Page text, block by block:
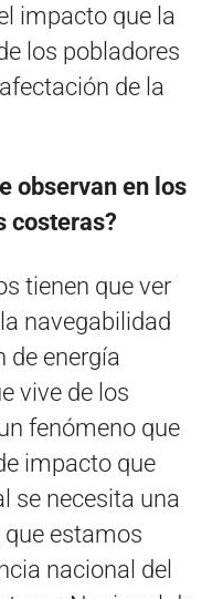
impacto que la
los pobladores
de la
observan en los
costeras?
tienen que ver
navegabilidad
de energía
vive de los
fenómeno que
impacto que
se necesita una
estamos
nacional del